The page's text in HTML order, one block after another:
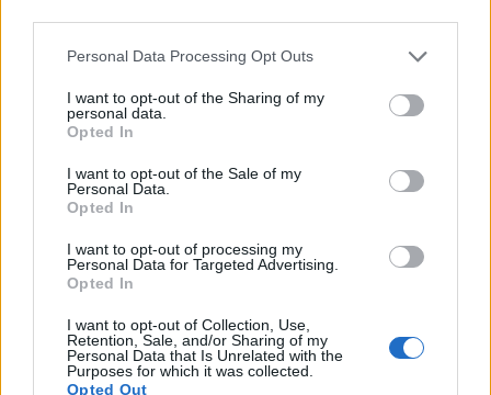
Please note that this website/app uses one or more Google
not limited to your visit or usage behaviour. You may click to
grant or deny consent to Google and its third-party tags to
use your data for below specified purposes in below Google
consent section.
Personal Data Processing Opt Outs
I want to opt-out of the Sharing of my
personal data.
Opted In
I want to opt-out of the Sale of my
Personal Data.
Opted In
I want to opt-out of processing my
Personal Data for Targeted Advertising.
Opted In
I want to opt-out of Collection, Use,
Retention, Sale, and/or Sharing of my
Personal Data that Is Unrelated with the
Purposes for which it was collected.
Opted Out
O'Hara leghíresebb filmjei közé tartozik a
Csoda a 34. utcában vagy a
szerepelt: 1952-ben John Wayne oldalán
játszottA nyugodt férfi
Carriere, a
diszkrét bájaforgatókönyvírója regényíróként
kezdte pályáját. 1963-ban aHeureux
Anniversaire